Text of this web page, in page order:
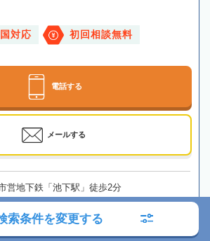
対応 初回相談無料
電話する
メールする
営地下鉄「池下駅」徒歩2分
愛知県名古屋市千種区春岡1-4-8 ESSE池
地図
索条件を変更する